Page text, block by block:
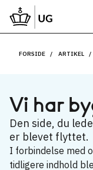
FORSIDE ARTIKEL
Vi har
Den side, du
er blevet flyttet.
I forbindelse med
tidligere indhold